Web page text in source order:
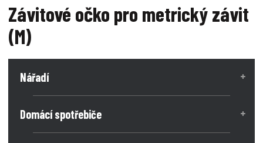
t
Závitové očko pro metrický závit
(M)
Nářadí
Domácí spotřebiče